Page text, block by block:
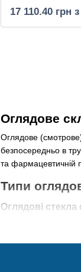
Оглядове
Оглядове
безпосередньо в
та фармацевтичній
Типи
Оглядові стекла
17 110.40 грн